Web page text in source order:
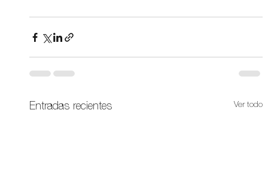
Entradas recientes Ver todo